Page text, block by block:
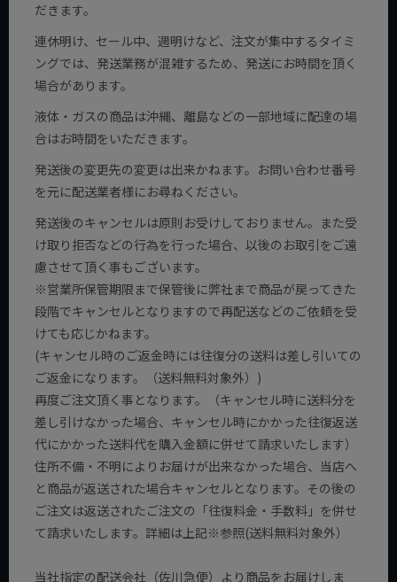
だきます。
連休明け、セール中、週明けなど、注文が集中するタイミ
ングでは、発送業務が混雑するため、発送にお時間を頂く
場合があります。
液体・ガスの商品は沖縄、離島などの一部地域に配達の場
合はお時間をいただきます。
発送後の変更先の変更は出来かねます。お問い合わせ番号
を元に配送業者様にお尋ねください。
発送後のキャンセルは原則お受けしておりません。また受
け取り拒否などの行為を行った場合、以後のお取引をご遠
慮させて頂く事もございます。
※営業所保管期限まで保管後に弊社まで商品が戻ってきた
段階でキャンセルとなりますので再配送などのご依頼を受
けても応じかねます。
(キャンセル時のご返金時には往復分の送料は差し引いての
ご返金になります。（送料無料対象外）)
再度ご注文頂く事となります。（キャンセル時に送料分を
差し引けなかった場合、キャンセル時にかかった往復返送
代にかかった送料代を購入金額に併せて請求いたします）
住所不備・不明によりお届けが出来なかった場合、当店へ
と商品が返送された場合キャンセルとなります。その後の
ご注文は返送されたご注文の「往復料金・手数料」を併せ
て請求いたします。詳細は上記※参照(送料無料対象外）
当社指定の配送会社（佐川急便）より商品をお届けしま